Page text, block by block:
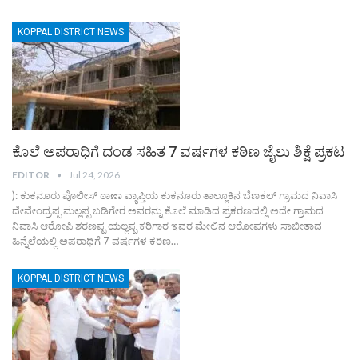
KOPPAL DISTRICT NEWS
ಕೊಲೆ ಅಪರಾಧಿಗೆ ದಂಡ ಸಹಿತ 7 ವರ್ಷಗಳ ಕಠಿಣ ಜೈಲು ಶಿಕ್ಷೆ ಪ್ರಕಟ
EDITOR Jul 24, 2026
): ಕುಕನೂರು ಪೊಲೀಸ್ ಠಾಣಾ ವ್ಯಾಪ್ತಿಯ ಕುಕನೂರು ತಾಲ್ಲೂಕಿನ ಬೆಣಕಲ್ ಗ್ರಾಮದ ನಿವಾಸಿ
ದೇವೇಂದ್ರಪ್ಪ ಮಲ್ಲಪ್ಪ ಬಡಿಗೇರ ಅವರನ್ನು ಕೊಲೆ ಮಾಡಿದ ಪ್ರಕರಣದಲ್ಲಿ ಅದೇ ಗ್ರಾಮದ
ನಿವಾಸಿ ಆರೋಪಿ ಶರಣಪ್ಪ ಯಲ್ಲಪ್ಪ ಕರಿಗಾರ ಇವರ ಮೇಲಿನ ಆರೋಪಗಳು ಸಾಬೀತಾದ
ಹಿನ್ನೆಲೆಯಲ್ಲಿ ಅಪರಾಧಿಗೆ 7 ವರ್ಷಗಳ ಕಠಿಣ…
KOPPAL DISTRICT NEWS